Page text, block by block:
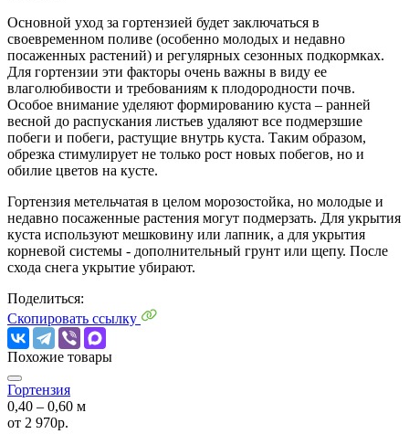
Основной уход за гортензией будет заключаться в
своевременном поливе (особенно молодых и недавно
посаженных растений) и регулярных сезонных подкормках.
Для гортензии эти факторы очень важны в виду ее
влаголюбивости и требованиям к плодородности почв.
Особое внимание уделяют формированию куста – ранней
весной до распускания листьев удаляют все подмерзшие
побеги и побеги, растущие внутрь куста. Таким образом,
обрезка стимулирует не только рост новых побегов, но и
обилие цветов на кусте.
Гортензия метельчатая в целом морозостойка, но молодые и
недавно посаженные растения могут подмерзать. Для укрытия
куста используют мешковину или лапник, а для укрытия
корневой системы - дополнительный грунт или щепу. После
схода снега укрытие убирают.
Поделиться:
Скопировать ссылку
Похожие товары
Гортензия
0,40 ‒ 0,60 м
от 2 970р.